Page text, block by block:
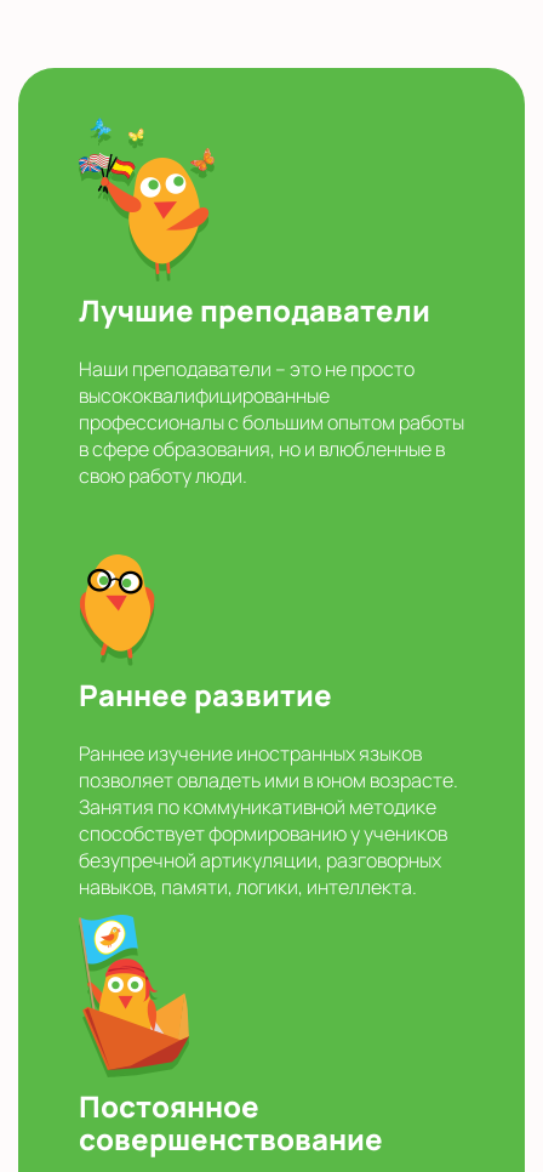
Лучшие преподаватели
Наши преподаватели – это не просто
высококвалифицированные
профессионалы с большим опытом работы
в сфере образования, но и влюбленные в
свою работу люди.
Раннее развитие
Раннее изучение иностранных языков
позволяет овладеть ими в юном возрасте.
Занятия по коммуникативной методике
способствует формированию у учеников
безупречной артикуляции, разговорных
навыков, памяти, логики, интеллекта.
Постоянное
совершенствование